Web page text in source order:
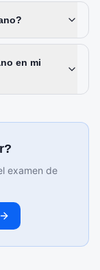
en mi
examen de